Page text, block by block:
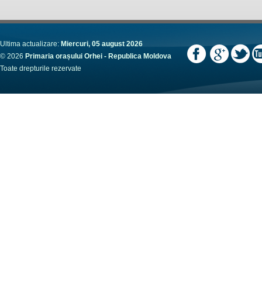
Ultima actualizare: Miercuri, 05 august 2026
© 2026 Primaria orașului Orhei - Republica Moldova
Toate drepturile rezervate